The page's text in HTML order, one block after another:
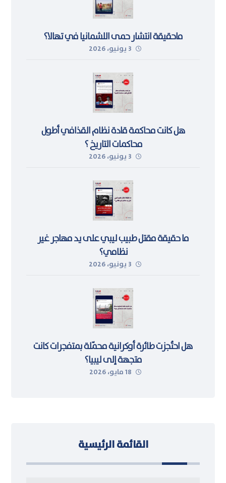
ماحقيقة انتشار حمى اللشمانيا في تهالا؟
3 يونيو، 2026
هل كانت محاكمة قادة نظام القذافي أطول
محاكمات التاريخ ؟
3 يونيو، 2026
ما حقيقة مقتل طبيب ليبي على يد مهاجر غير
نظامي؟
3 يونيو، 2026
هل احتُجزت طائرة أوكرانية محمّلة بمتفجرات كانت
متجهة إلى ليبيا؟
18 مايو، 2026
القائمة الرئيسية